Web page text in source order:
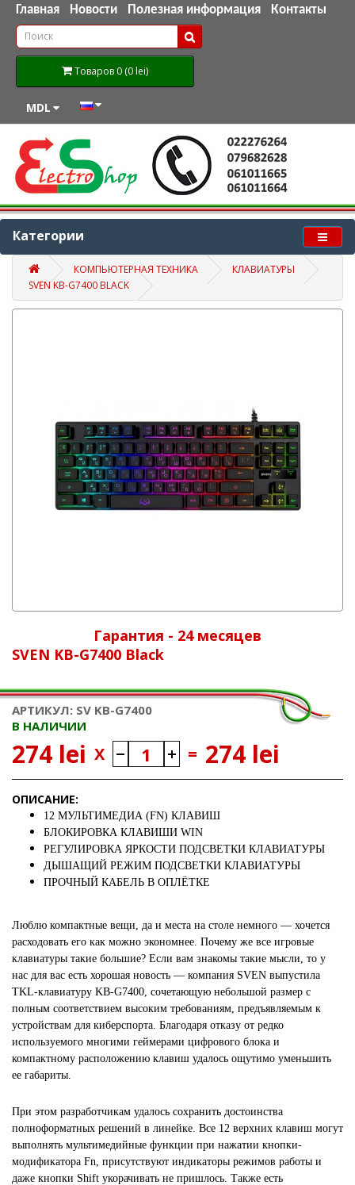
Главная Новости Полезная информация Контакты
Товаров 0 (0 lei)
MDL
Категории
КОМПЬЮТЕРНАЯ ТЕХНИКА
КЛАВИАТУРЫ
SVEN KB-G7400 BLACK
Гарантия - 24 месяцев
SVEN KB-G7400 Black
АРТИКУЛ: SV KB-G7400
В НАЛИЧИИ
274 lei X = 274 lei
ОПИСАНИЕ:
12 МУЛЬТИМЕДИА (FN) КЛАВИШ
БЛОКИРОВКА КЛАВИШИ WIN
РЕГУЛИРОВКА ЯРКОСТИ ПОДСВЕТКИ КЛАВИАТУРЫ
ДЫШАЩИЙ РЕЖИМ ПОДСВЕТКИ КЛАВИАТУРЫ
ПРОЧНЫЙ КАБЕЛЬ В ОПЛЁТКЕ
Люблю компактные вещи, да и места на столе немного — хочется
расходовать его как можно экономнее. Почему же все игровые
клавиатуры такие большие? Если вам знакомы такие мысли, то у
нас для вас есть хорошая новость — компания SVEN выпустила
TKL-клавиатуру KB-G7400, сочетающую небольшой размер с
полным соответствием высоким требованиям, предъявляемым к
устройствам для киберспорта. Благодаря отказу от редко
используемого многими геймерами цифрового блока и
компактному расположению клавиш удалось ощутимо уменьшить
ее габариты.
При этом разработчикам удалось сохранить достоинства
полноформатных решений в линейке. Все 12 верхних клавиш могут
выполнять мультимедийные функции при нажатии кнопки-
модификатора Fn, присутствуют индикаторы режимов работы и
даже кнопки Shift укорачивать не пришлось. Также есть